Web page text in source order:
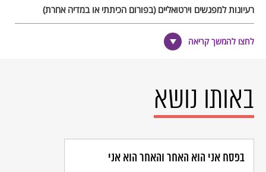
רעיונות למפגשים וירטואליים (בפורום הכיתתי או במדיה אחרת)
– נדון עם הילדים מה כדאי להביא לסדר כזה (טקסטים, תמונות
וכדומה).
לוחמי חירות מהתקופה המודרנית.
נבקש מהילדים לצפות בסרט או לקרוא על לוחם חירות, ולשתף
בפורום מה למדו על אותו אדם. קישורים לדוגמה:
על גנדי|חדשות מהעבר על מרטין לותר קינג
נדון באמירה המופיעה בהגדה של פסח "בכל דור ודור חייב אדם
נשאל– לדעתכם, האם באמת חשוב לנהוג כך? למה? מדוע מי שכתב
לחצו להמשך קריאה
באותו נושא
בפסח אני הוא האחר והאחר הוא אני